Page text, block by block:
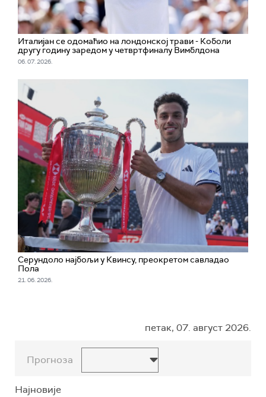
Италијан се одомаћио на лондонској трави - Коболи
другу годину заредом у четвртфиналу Вимблдона
06. 07. 2026.
Серундоло најбољи у Квинсу, преокретом савладао
Пола
21. 06. 2026.
петак, 07. август 2026.
Прогноза
Најновије